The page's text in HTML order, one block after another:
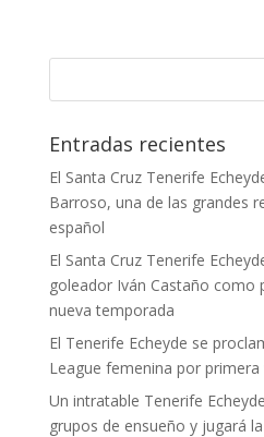
Entradas recientes
El Santa Cruz Tenerife
Barroso, una de las grandes
español
El Santa Cruz Tenerife
goleador Iván Castaño como
nueva temporada
El Tenerife Echeyde se
League femenina por
Un intratable Tenerife
grupos de ensueño y jugará